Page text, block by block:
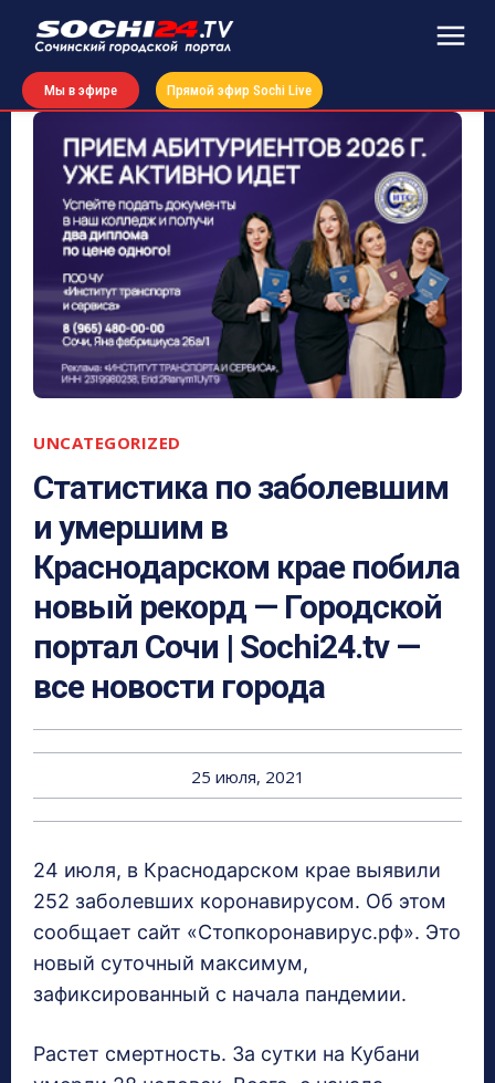
Мы в эфире Прямой эфир Sochi Live
UNCATEGORIZED
Статистика по заболевшим
и умершим в
Краснодарском крае побила
новый рекорд — Городской
портал Сочи | Sochi24.tv —
все новости города
25 июля, 2021
24 июля, в Краснодарском крае выявили
252 заболевших коронавирусом. Об этом
сообщает сайт «Стопкоронавирус.рф». Это
новый суточный максимум,
зафиксированный с начала пандемии.
Растет смертность. За сутки на Кубани